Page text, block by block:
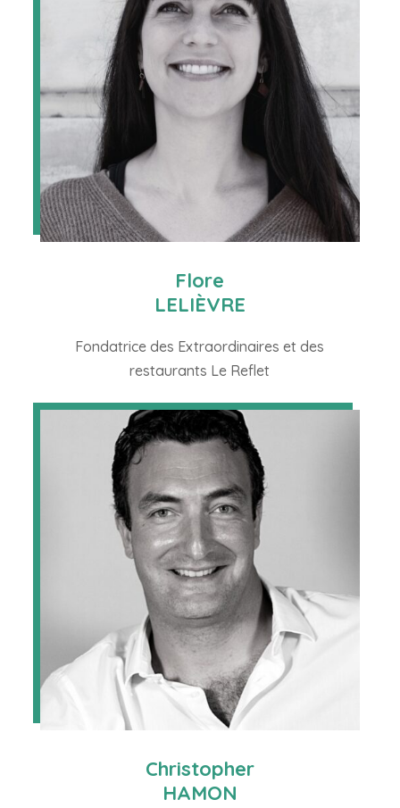
Flore
LELIÈVRE
Fondatrice des Extraordinaires et des
restaurants Le Reflet
Christopher
HAMON